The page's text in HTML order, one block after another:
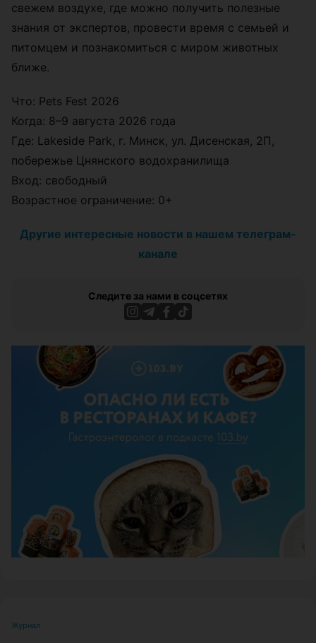
свежем воздухе, где можно получить полезные
знания от экспертов, провести время с семьей и
питомцем и познакомиться с миром животных
ближе.
Что: Pets Fest 2026
Когда: 8–9 августа 2026 года
Где: Lakeside Park, г. Минск, ул. Дисенская, 2П,
побережье Цнянского водохранилища
Вход: свободный
Возрастное ограничение: 0+
Другие интересные новости в нашем телеграм-
канале
Следите за нами в соцсетях
Журнал